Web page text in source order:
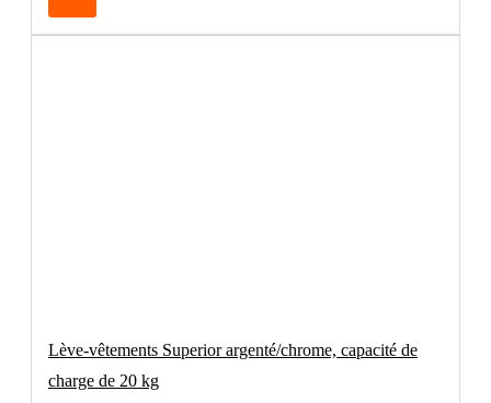
Lève-vêtements Superior argenté/chrome, capacité de
charge de 20 kg